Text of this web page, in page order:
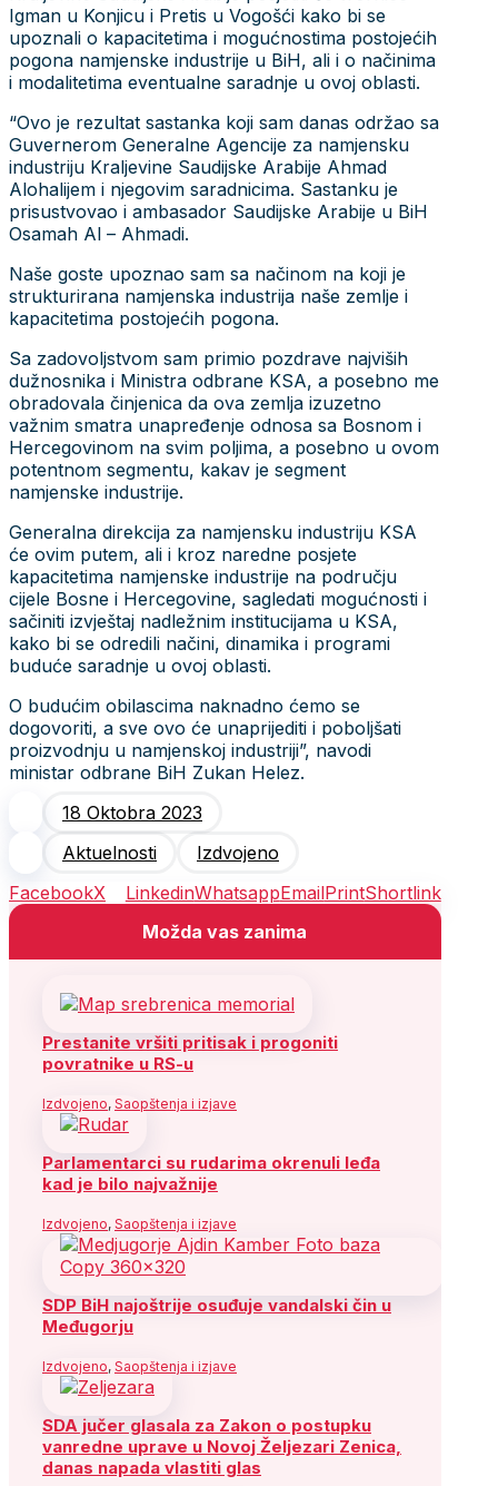
Igman u Konjicu i Pretis u Vogošći kako bi se
upoznali o kapacitetima i mogućnostima postojećih
pogona namjenske industrije u BiH, ali i o načinima
i modalitetima eventualne saradnje u ovoj oblasti.
“Ovo je rezultat sastanka koji sam danas održao sa
Guvernerom Generalne Agencije za namjensku
industriju Kraljevine Saudijske Arabije Ahmad
Alohalijem i njegovim saradnicima. Sastanku je
prisustvovao i ambasador Saudijske Arabije u BiH
Osamah Al – Ahmadi.
Naše goste upoznao sam sa načinom na koji je
strukturirana namjenska industrija naše zemlje i
kapacitetima postojećih pogona.
Sa zadovoljstvom sam primio pozdrave najviših
dužnosnika i Ministra odbrane KSA, a posebno me
obradovala činjenica da ova zemlja izuzetno
važnim smatra unapređenje odnosa sa Bosnom i
Hercegovinom na svim poljima, a posebno u ovom
potentnom segmentu, kakav je segment
namjenske industrije.
Generalna direkcija za namjensku industriju KSA
će ovim putem, ali i kroz naredne posjete
kapacitetima namjenske industrije na području
cijele Bosne i Hercegovine, sagledati mogućnosti i
sačiniti izvještaj nadležnim institucijama u KSA,
kako bi se odredili načini, dinamika i programi
buduće saradnje u ovoj oblasti.
O budućim obilascima naknadno ćemo se
dogovoriti, a sve ovo će unaprijediti i poboljšati
proizvodnju u namjenskoj industriji”, navodi
ministar odbrane BiH Zukan Helez.
18 Oktobra 2023
Aktuelnosti
Izdvojeno
FacebookX LinkedinWhatsappEmailPrintShortlink
Možda vas zanima
Prestanite vršiti pritisak i progoniti
povratnike u RS-u
Izdvojeno, Saopštenja i izjave
Parlamentarci su rudarima okrenuli leđa
kad je bilo najvažnije
Izdvojeno, Saopštenja i izjave
SDP BiH najoštrije osuđuje vandalski čin u
Međugorju
Izdvojeno, Saopštenja i izjave
SDA jučer glasala za Zakon o postupku
vanredne uprave u Novoj Željezari Zenica,
danas napada vlastiti glas